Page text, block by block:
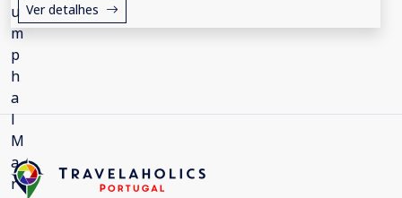
Ver detalhes